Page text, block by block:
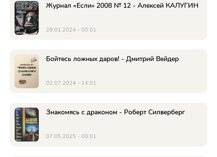
Журнал «Если» 2008 № 12 - Алексей КАЛУГИН
29.01.2024 - 00:01
Бойтесь ложных даров! - Дмитрий Вейдер
02.07.2024 - 14:01
Знакомясь с драконом - Роберт Силверберг
07.05.2025 - 00:01